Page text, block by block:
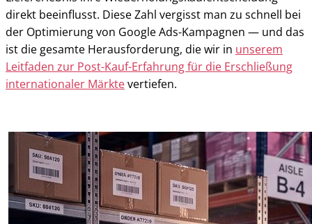
direkt beeinflusst. Diese Zahl vergisst man zu schnell bei
der Optimierung von Google Ads-Kampagnen — und das
ist die gesamte Herausforderung, die wir in unserem
Leitfaden zur Post-Kauf-Erfahrung für die Erschließung
internationaler Märktevertiefen.